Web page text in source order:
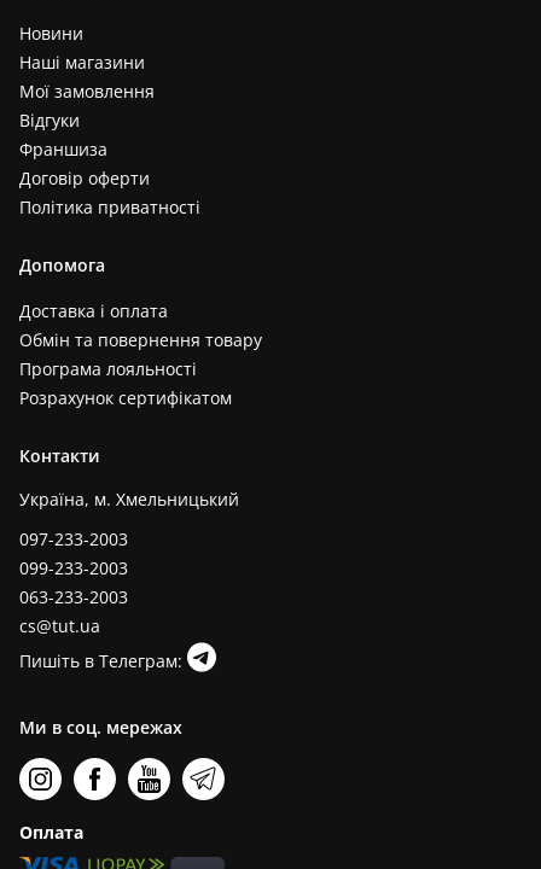
Новини
Наші магазини
Мої замовлення
Відгуки
Франшиза
Договір оферти
Політика приватності
Допомога
Доставка і оплата
Обмін та повернення товару
Програма лояльності
Розрахунок сертифікатом
Контакти
Україна, м. Хмельницький
097-233-2003
099-233-2003
063-233-2003
cs@tut.ua
Пишіть в Телеграм:
Ми в соц. мережах
Оплата